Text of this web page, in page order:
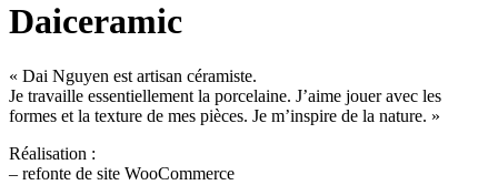
Daiceramic
« Dai Nguyen est artisan céramiste.
Je travaille essentiellement la porcelaine. J’aime jouer avec les
formes et la texture de mes pièces. Je m’inspire de la nature. »
Réalisation :
– refonte de site WooCommerce